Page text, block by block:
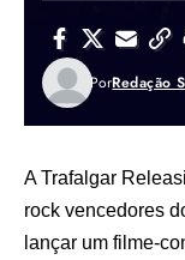
PorRedação
A Trafalgar
rock vencedores
lançar um filme-